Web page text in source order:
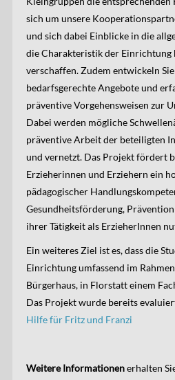
sich um unsere
und sich dabei Einblicke in die
die Charakteristik der Einrichtung
verschaffen. Zudem entwickeln
bedarfsgerechte Angebote und
präventive Vorgehensweisen zur
Dabei werden mögliche
präventive Arbeit der beteiligten
und vernetzt. Das Projekt fördert
Erzieherinnen und Erziehern ein
pädagogischer
Gesundheitsförderung,
ihrer Tätigkeit als ErzieherInnen
Ein weiteres Ziel ist es, dass die
Einrichtung umfassend im
Bürgerhaus, in Florstatt einem
Das Projekt wurde bereits
Hilfe für Fritz und Franzi
Weitere Informationenerhalten